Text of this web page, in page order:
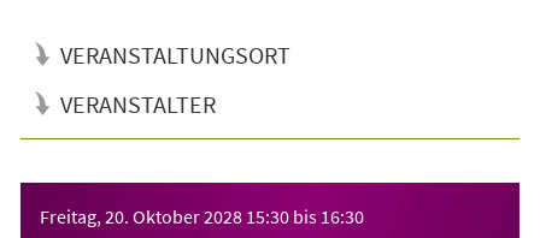
VERANSTALTUNGSORT
VERANSTALTER
Freitag, 20. Oktober 2028 15:30 bis 16:30